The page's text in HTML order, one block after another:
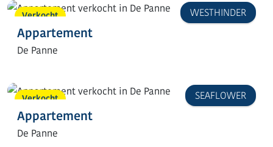
Verkocht
Appartement
WESTHINDER
De Panne
Verkocht
Appartement
SEAFLOWER
De Panne